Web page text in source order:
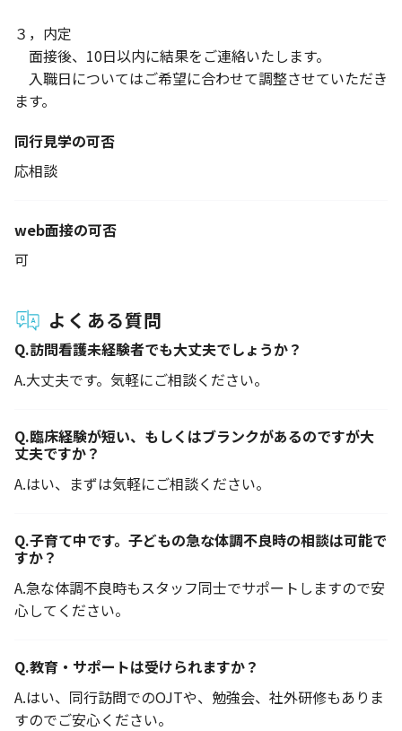
３，内定
面接後、10日以内に結果をご連絡いたします。
入職日についてはご希望に合わせて調整させていただき
ます。
同行見学の可否
応相談
web面接の可否
可
よくある質問
Q.訪問看護未経験者でも大丈夫でしょうか？
A.大丈夫です。気軽にご相談ください。
Q.臨床経験が短い、もしくはブランクがあるのですが大
丈夫ですか？
A.はい、まずは気軽にご相談ください。
Q.子育て中です。子どもの急な体調不良時の相談は可能で
すか？
A.急な体調不良時もスタッフ同士でサポートしますので安
心してください。
Q.教育・サポートは受けられますか？
A.はい、同行訪問でのOJTや、勉強会、社外研修もありま
すのでご安心ください。